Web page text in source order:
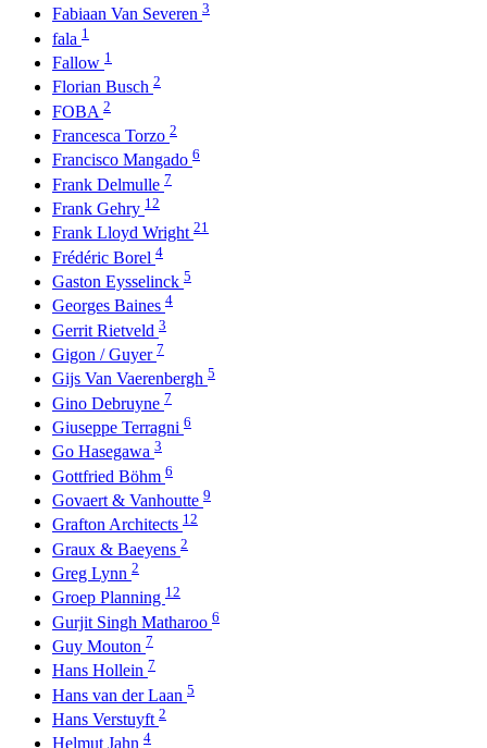
Fabiaan Van Severen 3
fala 1
Fallow 1
Florian Busch 2
FOBA 2
Francesca Torzo 2
Francisco Mangado 6
Frank Delmulle 7
Frank Gehry 12
Frank Lloyd Wright 21
Frédéric Borel 4
Gaston Eysselinck 5
Georges Baines 4
Gerrit Rietveld 3
Gigon / Guyer 7
Gijs Van Vaerenbergh 5
Gino Debruyne 7
Giuseppe Terragni 6
Go Hasegawa 3
Gottfried Böhm 6
Govaert & Vanhoutte 9
Grafton Architects 12
Graux & Baeyens 2
Greg Lynn 2
Groep Planning 12
Gurjit Singh Matharoo 6
Guy Mouton 7
Hans Hollein 7
Hans van der Laan 5
Hans Verstuyft 2
Helmut Jahn 4